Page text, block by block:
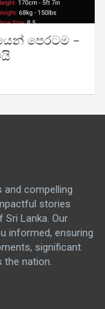
පෙරටම –
and compelling
stories
Lanka. Our
informed, ensuring
significant
the nation.